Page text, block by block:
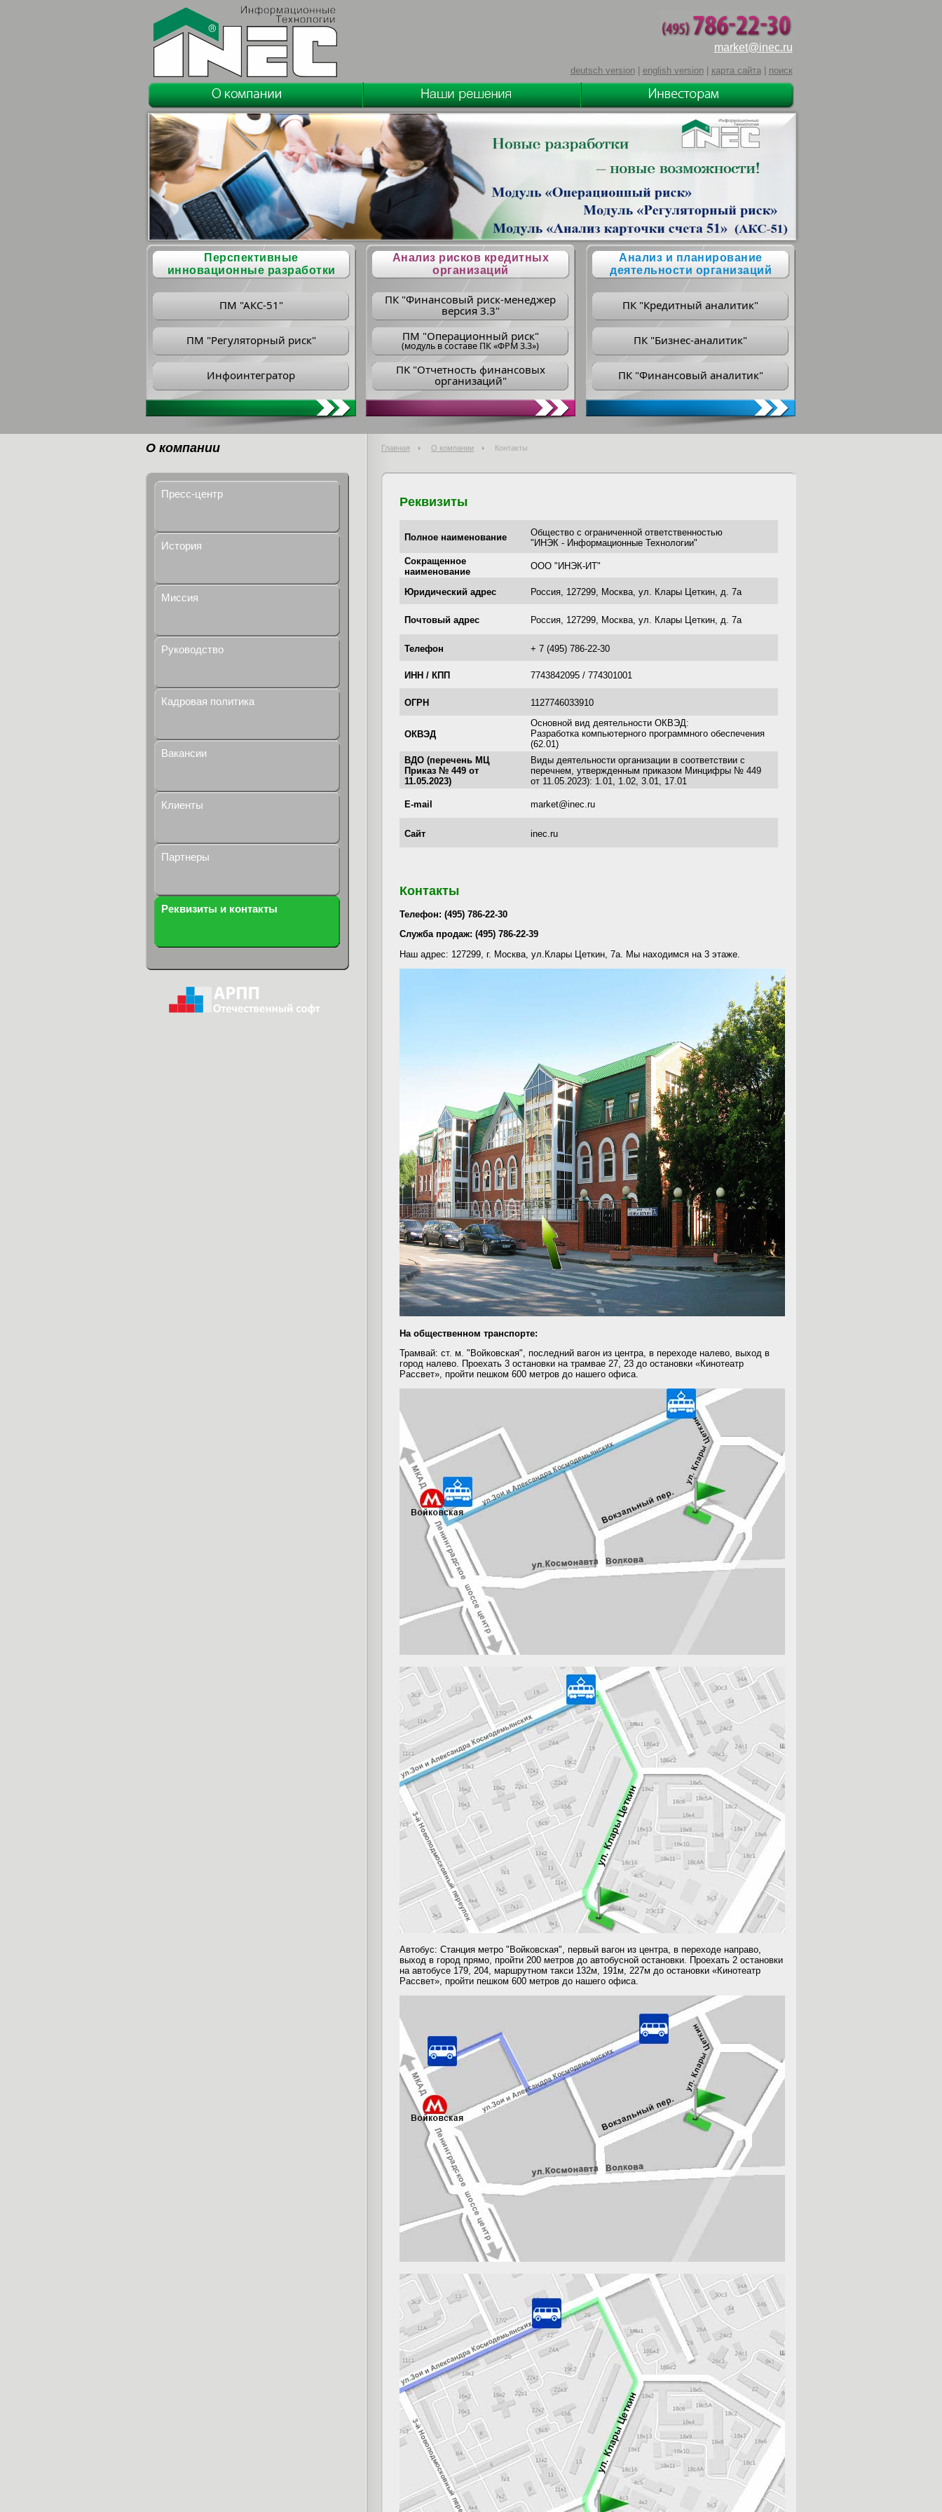
market@inec.ru
deutsch version| english version| карта сайта| поиск
Перспективные
инновационные разработки
ПМ "АКС-51"
ПМ "Регуляторный риск"
Инфоинтегратор
Анализ рисков кредитных
организаций
ПК "Финансовый риск-менеджер
версия 3.3"
ПM "Операционный риск"
(модуль в составе ПК «ФРМ 3.3»)
ПK "Отчетность финансовых
организаций"
Анализ и планирование
деятельности организаций
ПК "Кредитный аналитик"
ПК "Бизнес-аналитик"
ПК "Финансовый аналитик"
О компании Главная О компании Контакты
Пресс-центр
История
Миссия
Руководство
Кадровая политика
Вакансии
Клиенты
Партнеры
Реквизиты и контакты
Реквизиты
Полное наименование
Общество с ограниченной ответственностью
"ИНЭК - Информационные Технологии"
Сокращенное
наименование
ООО "ИНЭК-ИТ"
Юридический адрес Россия, 127299, Москва, ул. Клары Цеткин, д. 7а
Почтовый адрес Россия, 127299, Москва, ул. Клары Цеткин, д. 7а
Телефон + 7 (495) 786-22-30
ИНН / КПП 7743842095 / 774301001
ОГРН 1127746033910
ОКВЭД
Основной вид деятельности ОКВЭД:
Разработка компьютерного программного обеспечения
(62.01)
ВДО (перечень МЦ
Приказ № 449 от
11.05.2023)
Виды деятельности организации в соответствии с
перечнем, утвержденным приказом Минцифры № 449
от 11.05.2023): 1.01, 1.02, 3.01, 17.01
E-mail market@inec.ru
Сайт inec.ru
Контакты
Телефон: (495) 786-22-30
Служба продаж: (495) 786-22-39
Наш адрес: 127299, г. Москва, ул.Клары Цеткин, 7а. Мы находимся на 3 этаже.
На общественном транспорте:
Трамвай: ст. м. "Войковская", последний вагон из центра, в переходе налево, выход в
город налево. Проехать 3 остановки на трамвае 27, 23 до остановки «Кинотеатр
Рассвет», пройти пешком 600 метров до нашего офиса.
Автобус: Станция метро "Войковская", первый вагон из центра, в переходе направо,
выход в город прямо, пройти 200 метров до автобусной остановки. Проехать 2 остановки
на автобусе 179, 204, маршрутном такси 132м, 191м, 227м до остановки «Кинотеатр
Рассвет», пройти пешком 600 метров до нашего офиса.